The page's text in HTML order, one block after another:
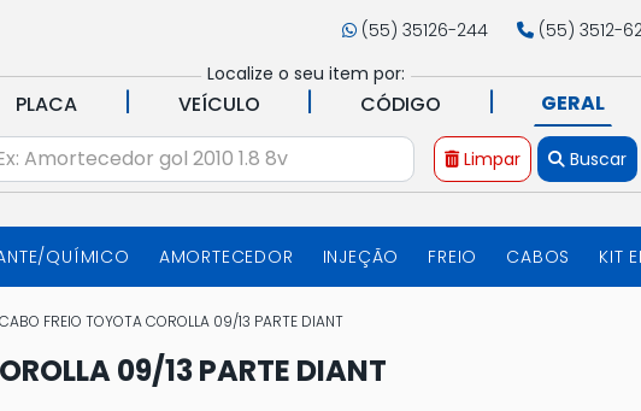
(55) 35126-244 (55) 3512-
Localize o seu item por:
PLACA | VEÍCULO | CÓDIGO | GERAL
Limpar Buscar
QUÍMICO AMORTECEDOR INJEÇÃO FREIO CABOS KIT
CABO FREIO TOYOTA COROLLA 09/13 PARTE DIANT
09/13 PARTE DIANT